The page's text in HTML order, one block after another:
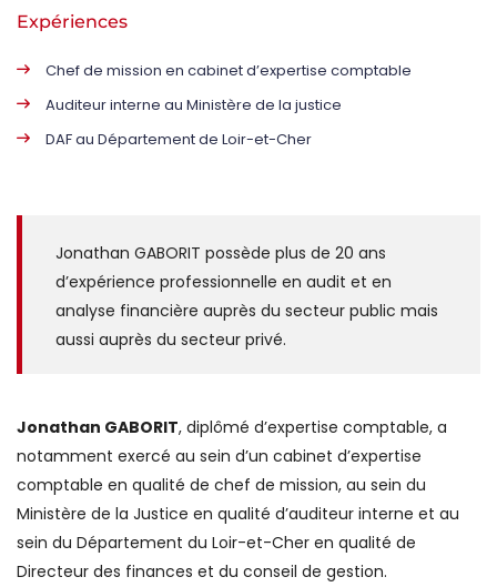
Expériences
Chef de mission en cabinet d’expertise comptable
Auditeur interne au Ministère de la justice
DAF au Département de Loir-et-Cher
Jonathan GABORIT possède plus de 20 ans
d’expérience professionnelle en audit et en
analyse financière auprès du secteur public mais
aussi auprès du secteur privé.
Jonathan GABORIT, diplômé d’expertise comptable, a
notamment exercé au sein d’un cabinet d’expertise
comptable en qualité de chef de mission, au sein du
Ministère de la Justice en qualité d’auditeur interne et au
sein du Département du Loir-et-Cher en qualité de
Directeur des finances et du conseil de gestion.